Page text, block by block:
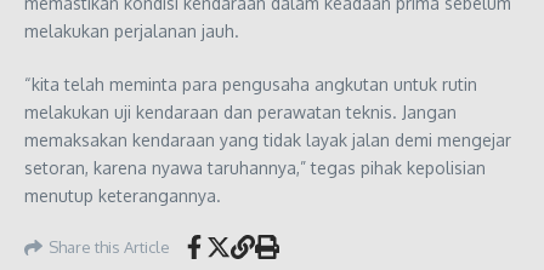
melakukan perjalanan jauh.
“kita telah meminta para pengusaha angkutan untuk rutin
melakukan uji kendaraan dan perawatan teknis. Jangan
memaksakan kendaraan yang tidak layak jalan demi mengejar
setoran, karena nyawa taruhannya,” tegas pihak kepolisian
menutup keterangannya.
Share this Article